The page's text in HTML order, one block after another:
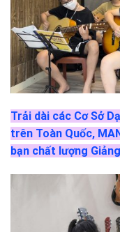
Trải dài các Cơ Sở
trên Toàn Quốc,
bạn chất lượng